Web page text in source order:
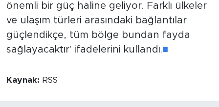
önemli bir güç haline geliyor. Farklı ülkeler
ve ulaşım türleri arasındaki bağlantılar
güçlendikçe, tüm bölge bundan fayda
sağlayacaktır' ifadelerini kullandı.■
Kaynak: RSS